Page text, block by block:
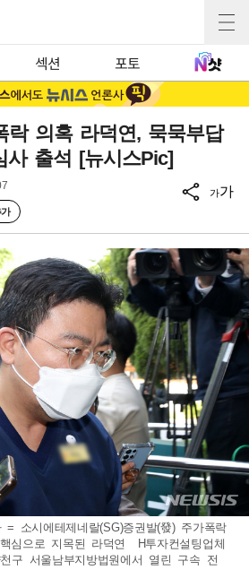
섹션 포토
락 의혹 라덕연, 묵묵부답
사 출석 [뉴시스Pic]
가가
소시에테제네랄(SG)증권발(發) 주가폭락
심으로 지목된 라덕연 H투자컨설팅업체
구 서울남부지방법원에서 열린 구속 전